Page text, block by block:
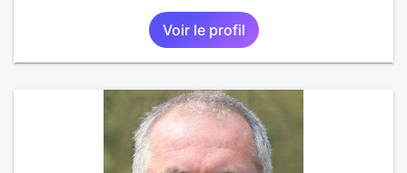
Voir le profil